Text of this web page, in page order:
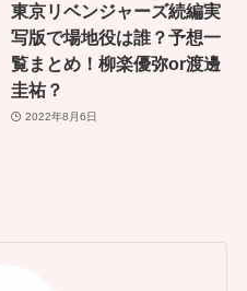
東京リベンジャーズ続編実
写版で場地役は誰？予想一
覧まとめ！柳楽優弥or渡邊
圭祐？
2022年8月6日